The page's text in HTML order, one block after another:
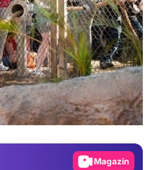
Video
Test
Gündem
Video